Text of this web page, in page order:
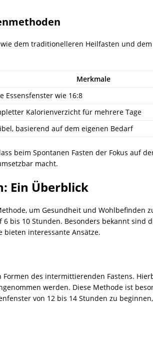
dem traditionelleren Heilfasten und
Merkmale
Essensfenster wie 16:8
Kalorienverzicht für mehrere Tage
basierend auf dem eigenen Bedarf
beim Spontanen Fasten der Fokus auf
macht.
Ein Überblick
um Gesundheit und Wohlbefinden
bis 10 Stunden. Besonders bekannt sind
interessante Ansätze.
des intermittierenden Fastens.
werden. Diese Methode ist
von 12 bis 14 Stunden zu